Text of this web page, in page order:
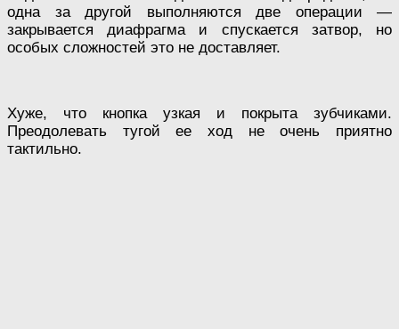
одна за другой выполняются две операции —
закрывается диафрагма и спускается затвор, но
особых сложностей это не доставляет.
Хуже, что кнопка узкая и покрыта зубчиками.
Преодолевать тугой ее ход не очень приятно
тактильно.